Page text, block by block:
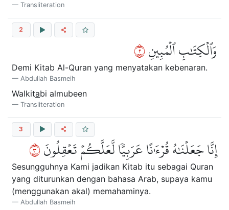
Transliteration
2
وَٱلۡكِتَٰبِ ٱلۡمُبِينِ٢
Demi Kitab Al-Quran yang menyatakan kebenaran.
Abdullah Basmeih
Walkitabi almubeen
Transliteration
3
إِنَّا جَعَلۡنَٰهُ قُرۡءَٰنًا عَرَبِيّٗا لَّعَلَّكُمۡ تَعۡقِلُونَ٣
Sesungguhnya Kami jadikan Kitab itu sebagai Quran
yang diturunkan dengan bahasa Arab, supaya kamu
(menggunakan akal) memahaminya.
Abdullah Basmeih